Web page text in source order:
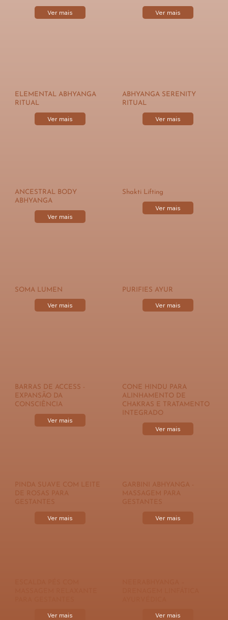
Ver mais Ver mais
ELEMENTAL ABHYANGA
RITUAL
Ver mais
ABHYANGA SERENITY
RITUAL
Ver mais
ANCESTRAL BODY
ABHYANGA
Ver mais
Shakti Lifting
Ver mais
SOMA LUMEN
Ver mais
PURIFIES AYUR
Ver mais
BARRAS DE ACCESS -
EXPANSÃO DA
CONSCIÊNCIA
Ver mais
CONE HINDU PARA
ALINHAMENTO DE
CHAKRAS E TRATAMENTO
INTEGRADO
Ver mais
PINDA SUAVE COM LEITE
DE ROSAS PARA
GESTANTES
Ver mais
GARBINI ABHYANGA -
MASSAGEM PARA
GESTANTES
Ver mais
Ver mais Ver mais